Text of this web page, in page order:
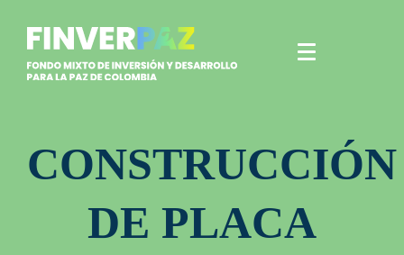
CONSTRUCCIÓN
DE PLACA